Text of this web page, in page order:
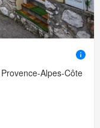
Alpes-Côte